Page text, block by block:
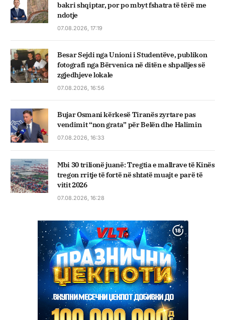
bakri shqiptar, por po mbyt fshatra të tërë me
ndotje
07.08.2026, 17:19
Besar Sejdi nga Unioni i Studentëve, publikon
fotografi nga Bërvenica në ditën e shpalljes së
zgjedhjeve lokale
07.08.2026, 16:56
Bujar Osmani kërkesë Tiranës zyrtare pas
vendimit “non grata” për Belën dhe Halimin
07.08.2026, 16:33
Mbi 30 trilionë juanë: Tregtia e mallrave të Kinës
tregon rritje të fortë në shtatë muajt e parë të
vitit 2026
07.08.2026, 16:28